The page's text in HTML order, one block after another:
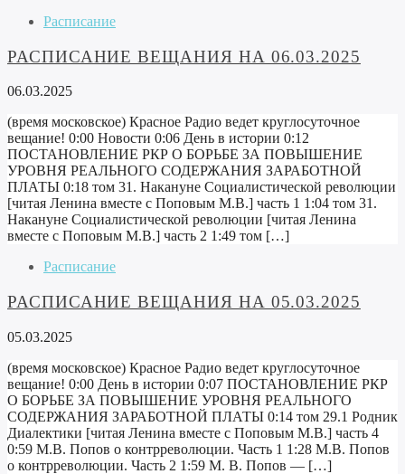
Расписание
РАСПИСАНИЕ ВЕЩАНИЯ НА 06.03.2025
06.03.2025
(время московское) Красное Радио ведет круглосуточное
вещание! 0:00 Новости 0:06 День в истории 0:12
ПОСТАНОВЛЕНИЕ РКР О БОРЬБЕ ЗА ПОВЫШЕНИЕ
УРОВНЯ РЕАЛЬНОГО СОДЕРЖАНИЯ ЗАРАБОТНОЙ
ПЛАТЫ 0:18 том 31. Накануне Социалистической революции
[читая Ленина вместе с Поповым М.В.] часть 1 1:04 том 31.
Накануне Социалистической революции [читая Ленина
вместе с Поповым М.В.] часть 2 1:49 том […]
Расписание
РАСПИСАНИЕ ВЕЩАНИЯ НА 05.03.2025
05.03.2025
(время московское) Красное Радио ведет круглосуточное
вещание! 0:00 День в истории 0:07 ПОСТАНОВЛЕНИЕ РКР
О БОРЬБЕ ЗА ПОВЫШЕНИЕ УРОВНЯ РЕАЛЬНОГО
СОДЕРЖАНИЯ ЗАРАБОТНОЙ ПЛАТЫ 0:14 том 29.1 Родник
Диалектики [читая Ленина вместе с Поповым М.В.] часть 4
0:59 М.В. Попов о контрреволюции. Часть 1 1:28 М.В. Попов
о контрреволюции. Часть 2 1:59 М. В. Попов — […]